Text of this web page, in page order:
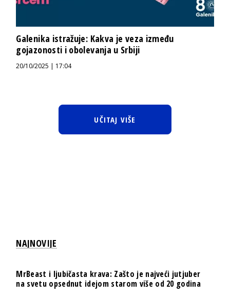
Galenika istražuje: Kakva je veza između
gojazonosti i obolevanja u Srbiji
20/10/2025 | 17:04
UČITAJ VIŠE
NAJNOVIJE
MrBeast i ljubičasta krava: Zašto je najveći jutjuber
na svetu opsednut idejom starom više od 20 godina